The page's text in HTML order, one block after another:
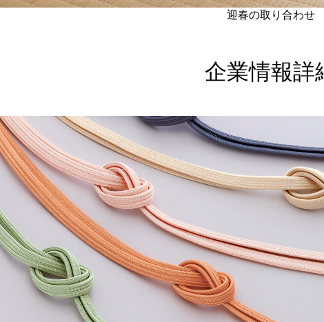
迎春の取り合わせ
企業情報詳